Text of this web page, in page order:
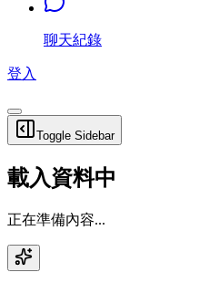
聊天紀錄
登入
Toggle Sidebar
載入資料中
正在準備內容...